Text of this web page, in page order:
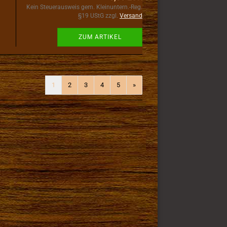
Kein Steuerausweis gem. Kleinuntern.-Reg.
§19 UStG zzgl. Versand
ZUM ARTIKEL
1 2 3 4 5 »